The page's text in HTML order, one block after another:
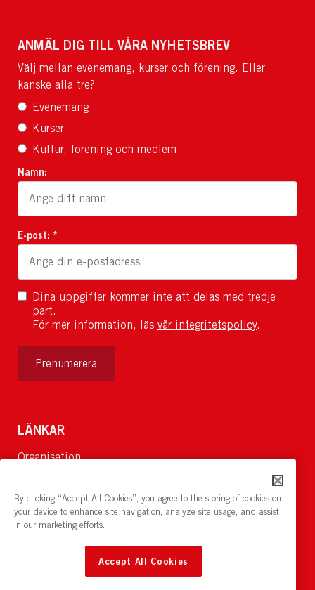
ANMÄL DIG TILL VÅRA NYHETSBREV
Välj mellan evenemang, kurser och förening. Eller
kanske alla tre?
Evenemang
Kurser
Kultur, förening och medlem
Namn:
E-post: *
Dina uppgifter kommer inte att delas med tredje
part.
För mer information, läs vår integritetspolicy.
Prenumerera
LÄNKAR
Organisation
Lediga jobb
Nyheter och pressrum
Restaurang och konferens: cirkelnstockholm.se
By clicking “Accept All Cookies”, you agree to the storing of cookies on
your device to enhance site navigation, analyze site usage, and assist
in our marketing efforts.
Accept All Cookies